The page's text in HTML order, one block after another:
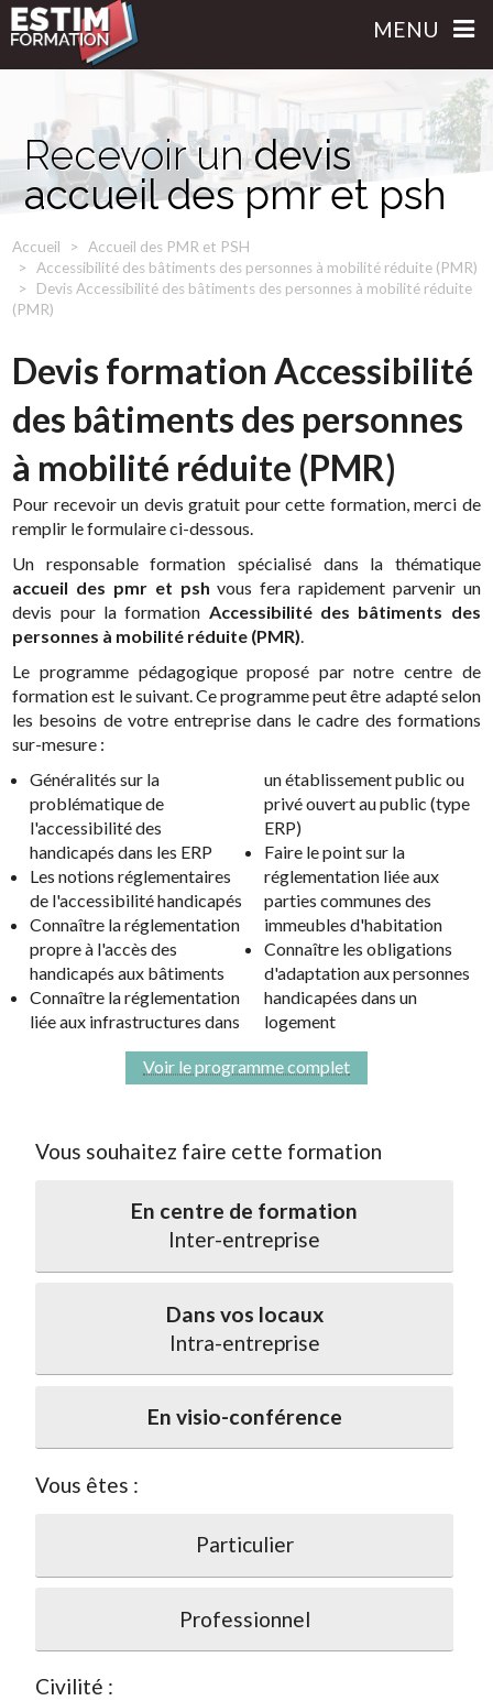
MENU
Recevoir undevis
accueil des pmr et psh
Accueil
Accueil des PMR et PSH
Accessibilité des bâtiments des personnes à mobilité réduite (PMR)
Devis Accessibilité des bâtiments des personnes à mobilité réduite
(PMR)
Devis formation Accessibilité
des bâtiments des personnes
à mobilité réduite (PMR)
Pour recevoir un devis gratuit pour cette formation, merci de
remplir le formulaire ci-dessous.
Un responsable formation spécialisé dans la thématique
accueil des pmr et psh vous fera rapidement parvenir un
devis pour la formation Accessibilité des bâtiments des
personnes à mobilité réduite (PMR).
Le programme pédagogique proposé par notre centre de
formation est le suivant. Ce programme peut être adapté selon
les besoins de votre entreprise dans le cadre des formations
sur-mesure :
Généralités sur la
problématique de
l'accessibilité des
handicapés dans les ERP
Les notions réglementaires
de l'accessibilité handicapés
Connaître la réglementation
propre à l'accès des
handicapés aux bâtiments
Connaître la réglementation
liée aux infrastructures dans
un établissement public ou
privé ouvert au public (type
ERP)
Faire le point sur la
réglementation liée aux
parties communes des
immeubles d'habitation
Connaître les obligations
d'adaptation aux personnes
handicapées dans un
logement
Voir le programme complet
Vous souhaitez faire cette formation
En centre de formation
Inter-entreprise
Dans vos locaux
Intra-entreprise
En visio-conférence
Vous êtes :
Particulier
Professionnel
Civilité :